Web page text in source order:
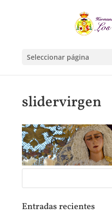
Seleccionar página
slidervirgen
Entradas recientes